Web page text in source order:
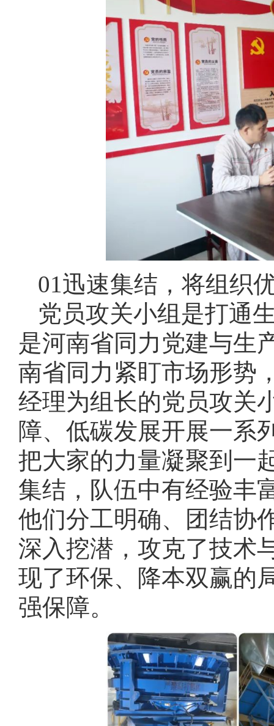
01迅速集结，将组织
党员攻关小组是打通
是河南省同力党建与生
南省同力紧盯市场形势
经理为组长的党员攻关
障、低碳发展开展一系
把大家的力量凝聚到一
集结，队伍中有经验丰
他们分工明确、团结协
深入挖潜，攻克了技术
现了环保、降本双赢的
强保障。